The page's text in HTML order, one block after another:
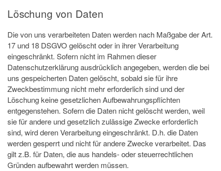
Löschung von Daten
Die von uns verarbeiteten Daten werden nach Maßgabe der Art.
17 und 18 DSGVO gelöscht oder in ihrer Verarbeitung
eingeschränkt. Sofern nicht im Rahmen dieser
Datenschutzerklärung ausdrücklich angegeben, werden die bei
uns gespeicherten Daten gelöscht, sobald sie für ihre
Zweckbestimmung nicht mehr erforderlich sind und der
Löschung keine gesetzlichen Aufbewahrungspflichten
entgegenstehen. Sofern die Daten nicht gelöscht werden, weil
sie für andere und gesetzlich zulässige Zwecke erforderlich
sind, wird deren Verarbeitung eingeschränkt. D.h. die Daten
werden gesperrt und nicht für andere Zwecke verarbeitet. Das
gilt z.B. für Daten, die aus handels- oder steuerrechtlichen
Gründen aufbewahrt werden müssen.